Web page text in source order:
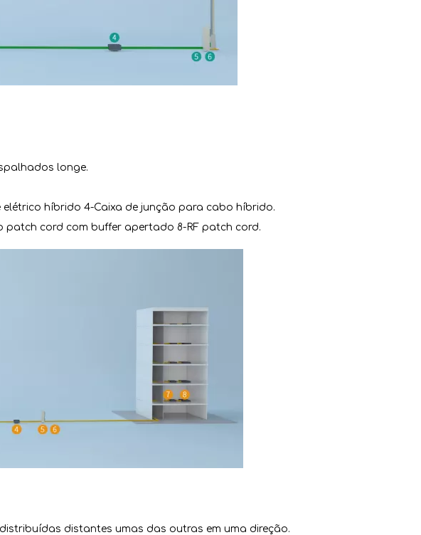
longe.
híbrido 4-Caixa de junção para cabo híbrido.
patch cord com buffer apertado 8-RF patch cord.
distantes umas das outras em uma direção.